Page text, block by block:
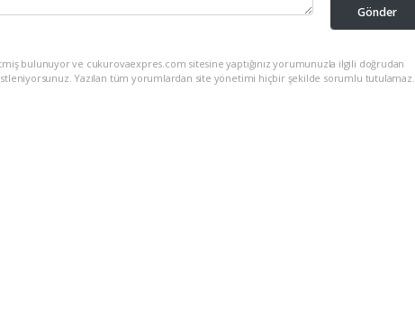
Gönder
bulunuyor ve cukurovaexpres.com sitesine yaptığınız yorumunuzla ilgili doğrudan
Yazılan tüm yorumlardan site yönetimi hiçbir şekilde sorumlu tutulamaz.